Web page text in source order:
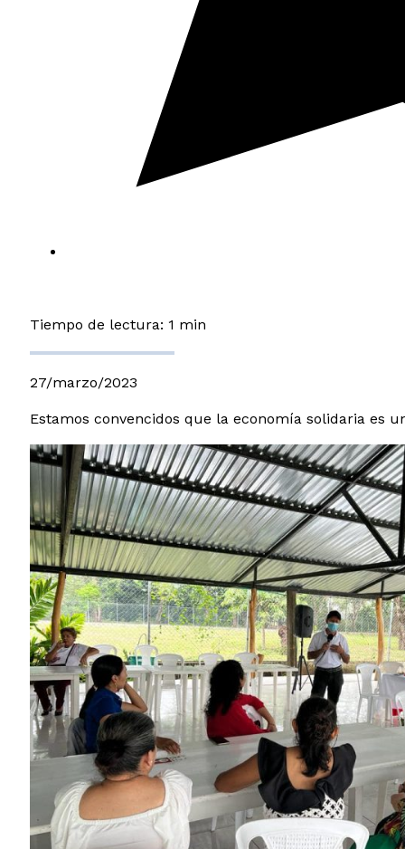
Tiempo de lectura: 1 min
27/marzo/2023
Estamos convencidos que la economía solidaria es